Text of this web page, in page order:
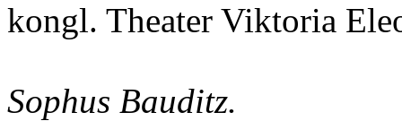
kongl. Theater Viktoria
Sophus Bauditz.